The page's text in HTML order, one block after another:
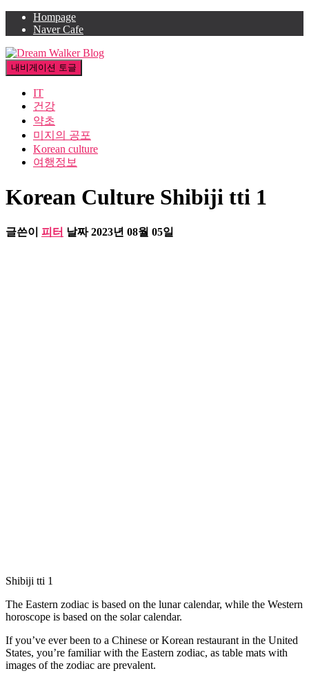
Hompage
Naver Cafe
내비게이션 토글
IT
건강
약초
미지의 공포
Korean culture
여행정보
Korean Culture Shibiji tti 1
글쓴이 피터 날짜2023년 08월 05일
Shibiji tti 1
The Eastern zodiac is based on the lunar calendar, while the Western
horoscope is based on the solar calendar.
If you’ve ever been to a Chinese or Korean restaurant in the United
States, you’re familiar with the Eastern zodiac, as table mats with
images of the zodiac are prevalent.